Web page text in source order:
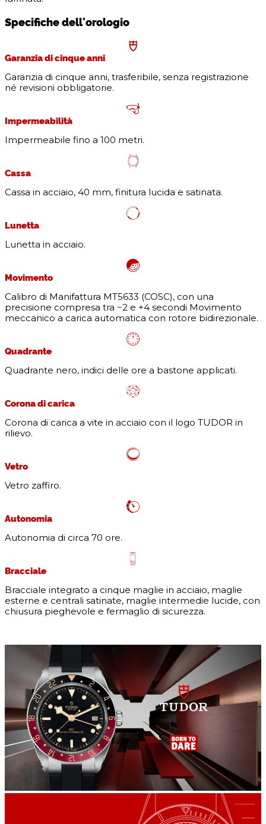
Specifiche dell'orologio
Garanzia di cinque anni
Garanzia di cinque anni, trasferibile, senza registrazione
né revisioni obbligatorie.
Impermeabilità
Impermeabile fino a 100 metri.
Cassa
Cassa in acciaio, 40 mm, finitura lucida e satinata.
Lunetta
Lunetta in acciaio.
Movimento
Calibro di Manifattura MT5633 (COSC), con una
precisione compresa tra −2 e +4 secondi Movimento
meccanico a carica automatica con rotore bidirezionale.
Quadrante
Quadrante nero, indici delle ore a bastone applicati.
Corona di carica
Corona di carica a vite in acciaio con il logo TUDOR in
rilievo.
Vetro
Vetro zaffiro.
Autonomia
Autonomia di circa 70 ore.
Bracciale
Bracciale integrato a cinque maglie in acciaio, maglie
esterne e centrali satinate, maglie intermedie lucide, con
chiusura pieghevole e fermaglio di sicurezza.